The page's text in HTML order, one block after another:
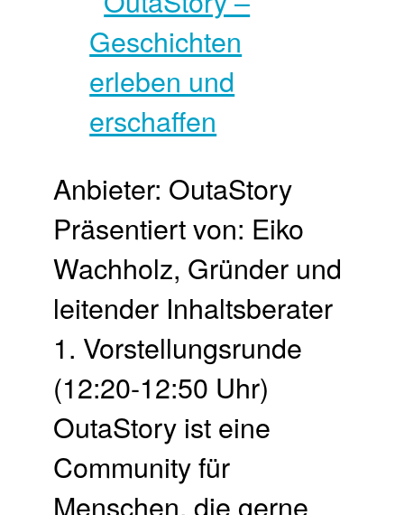
Anbieter: OutaStory
Präsentiert von: Eiko
Wachholz, Gründer und
leitender Inhaltsberater
1. Vor­stellungs­runde
(12:20-12:50 Uhr)
OutaStory ist eine
Community für
Menschen, die gerne